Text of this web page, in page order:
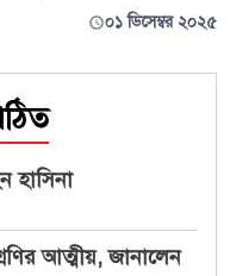
০১ ডিসেম্বর ২০২৫
হাসিনা
আত্মীয়, জানালেন